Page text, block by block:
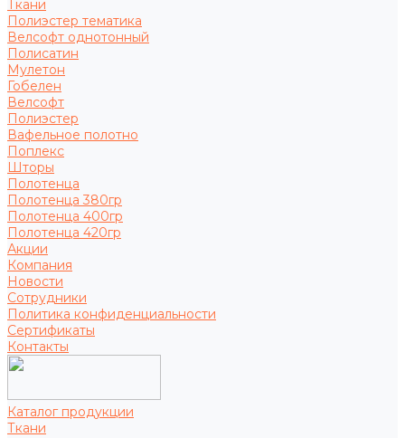
Ткани
Полиэстер тематика
Велсофт однотонный
Полисатин
Мулетон
Гобелен
Велсофт
Полиэстер
Вафельное полотно
Поплекс
Шторы
Полотенца
Полотенца 380гр
Полотенца 400гр
Полотенца 420гр
Акции
Компания
Новости
Сотрудники
Политика конфиденциальности
Сертификаты
Контакты
Каталог продукции
Ткани